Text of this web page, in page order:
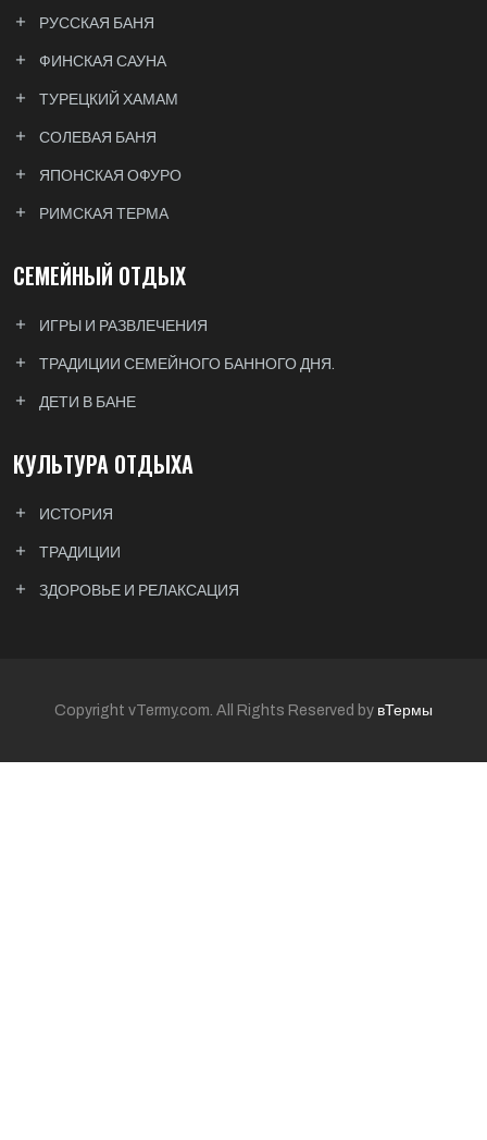
РУССКАЯ БАНЯ
ФИНСКАЯ САУНА
ТУРЕЦКИЙ ХАМАМ
СОЛЕВАЯ БАНЯ
ЯПОНСКАЯ ОФУРО
РИМСКАЯ ТЕРМА
СЕМЕЙНЫЙ ОТДЫХ
ИГРЫ И РАЗВЛЕЧЕНИЯ
ТРАДИЦИИ СЕМЕЙНОГО БАННОГО ДНЯ.
ДЕТИ В БАНЕ
КУЛЬТУРА ОТДЫХА
ИСТОРИЯ
ТРАДИЦИИ
ЗДОРОВЬЕ И РЕЛАКСАЦИЯ
Copyright vTermy.com. All Rights Reserved by вТермы